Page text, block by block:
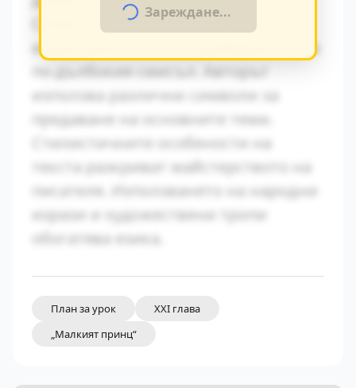
Символиката в произведението
играе важна роля за разбирането на
използва различни символи за
предаване на основните теми.
Стилистичните особености на
текста разкриват майстерството на
писателя. Използването на народни
изрази и художествени тропи
обогатява езика.
Зареждане...
План за урок
XXI глава
„Малкият принц“